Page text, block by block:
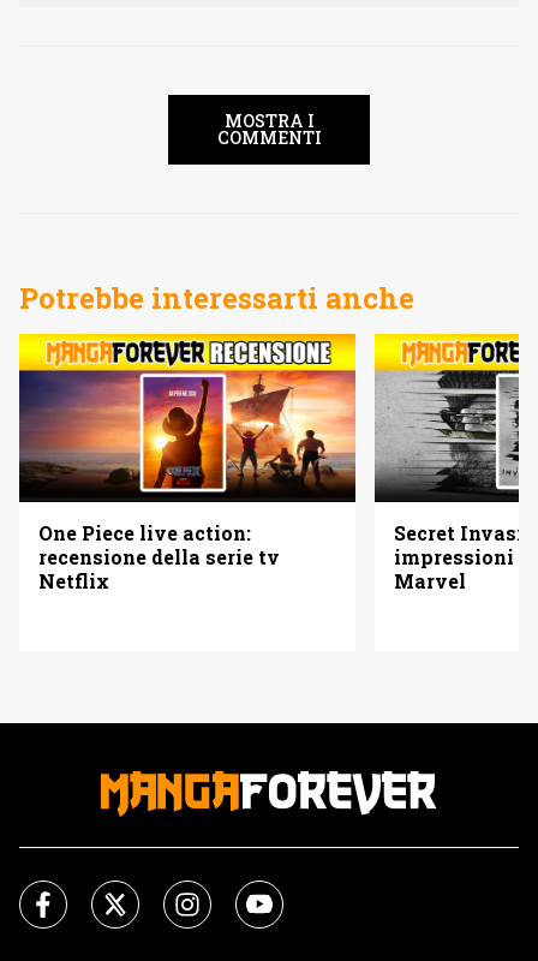
MOSTRA I
COMMENTI
Potrebbe interessarti anche
One Piece live action:
recensione della serie tv
Netflix
Secret
impressioni
Marvel